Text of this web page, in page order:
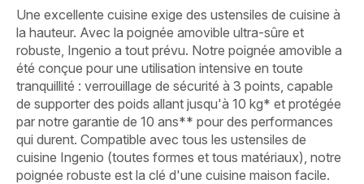
Une excellente cuisine exige des ustensiles de cuisine à
la hauteur. Avec la poignée amovible ultra-sûre et
robuste, Ingenio a tout prévu. Notre poignée amovible a
été conçue pour une utilisation intensive en toute
tranquillité : verrouillage de sécurité à 3 points, capable
de supporter des poids allant jusqu'à 10 kg* et protégée
par notre garantie de 10 ans** pour des performances
qui durent. Compatible avec tous les ustensiles de
cuisine Ingenio (toutes formes et tous matériaux), notre
poignée robuste est la clé d'une cuisine maison facile.